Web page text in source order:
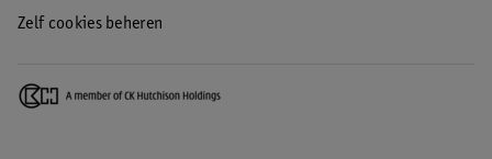
Zelf cookies beheren